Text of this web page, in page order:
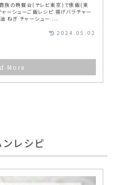
族の晩餐会(テレビ東京)で俵飯(東
ーシューご飯レシピ 揚げバラチャー
ねぎ チャーシュー ...
2024.05.02
レシピ